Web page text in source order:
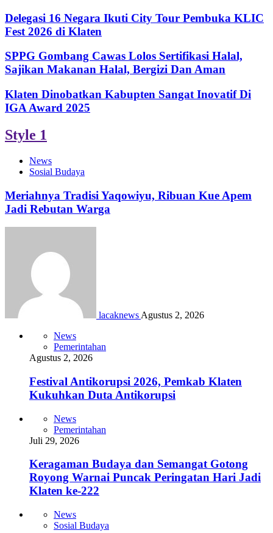
Delegasi 16 Negara Ikuti City Tour Pembuka KLIC
Fest 2026 di Klaten
SPPG Gombang Cawas Lolos Sertifikasi Halal,
Sajikan Makanan Halal, Bergizi Dan Aman
Klaten Dinobatkan Kabupten Sangat Inovatif Di
IGA Award 2025
Style 1
News
Sosial Budaya
Meriahnya Tradisi Yaqowiyu, Ribuan Kue Apem
Jadi Rebutan Warga
lacaknews Agustus 2, 2026
News
Pemerintahan
Agustus 2, 2026
Festival Antikorupsi 2026, Pemkab Klaten
Kukuhkan Duta Antikorupsi
News
Pemerintahan
Juli 29, 2026
Keragaman Budaya dan Semangat Gotong
Royong Warnai Puncak Peringatan Hari Jadi
Klaten ke-222
News
Sosial Budaya